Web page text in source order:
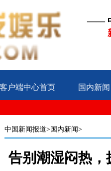
——
户端中心首页 国内新闻
中国新闻报道>国内新闻>
告别潮湿闷热